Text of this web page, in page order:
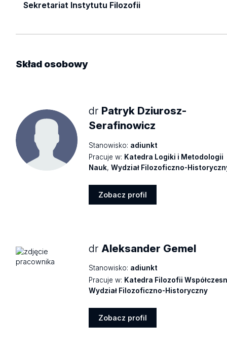
Sekretariat Instytutu Filozofii
Skład osobowy
dr Patryk Dziurosz-
Serafinowicz
Stanowisko: adiunkt
Pracuje w: Katedra Logiki i Metodologii
Nauk,Wydział Filozoficzno-
Zobacz profil
dr Aleksander Gemel
Stanowisko: adiunkt
Pracuje w: Katedra Filozofii
Wydział Filozoficzno-Historyczny
Zobacz profil